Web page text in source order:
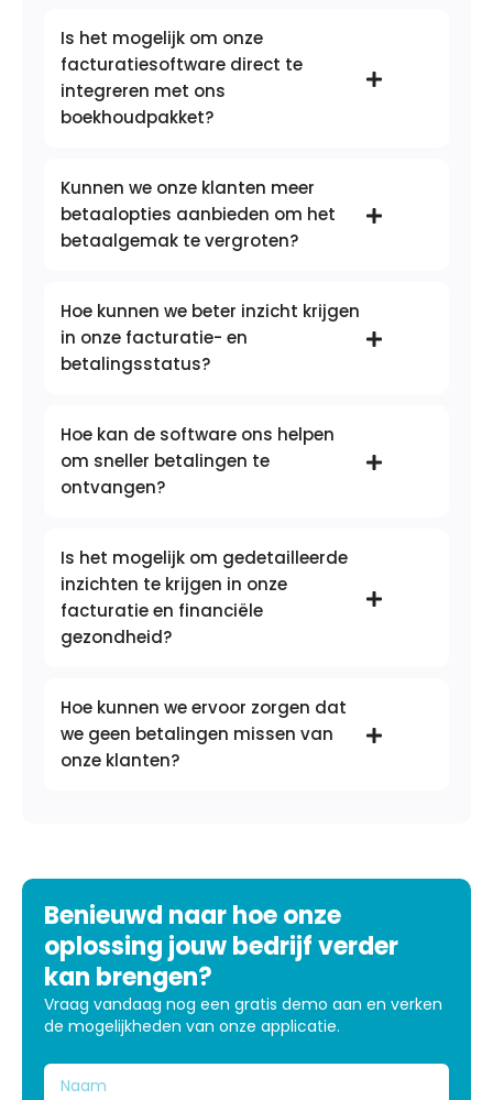
Is het mogelijk om onze
facturatiesoftware direct te
integreren met ons
boekhoudpakket?
Kunnen we onze klanten meer
betaalopties aanbieden om het
betaalgemak te vergroten?
Hoe kunnen we beter inzicht krijgen
in onze facturatie- en
betalingsstatus?
Hoe kan de software ons helpen
om sneller betalingen te
ontvangen?
Is het mogelijk om gedetailleerde
inzichten te krijgen in onze
facturatie en financiële
gezondheid?
Hoe kunnen we ervoor zorgen dat
we geen betalingen missen van
onze klanten?
Benieuwd naar hoe onze
oplossing jouw bedrijf verder
kan brengen?
Vraag vandaag nog een gratis demo aan en verken
de mogelijkheden van onze applicatie.